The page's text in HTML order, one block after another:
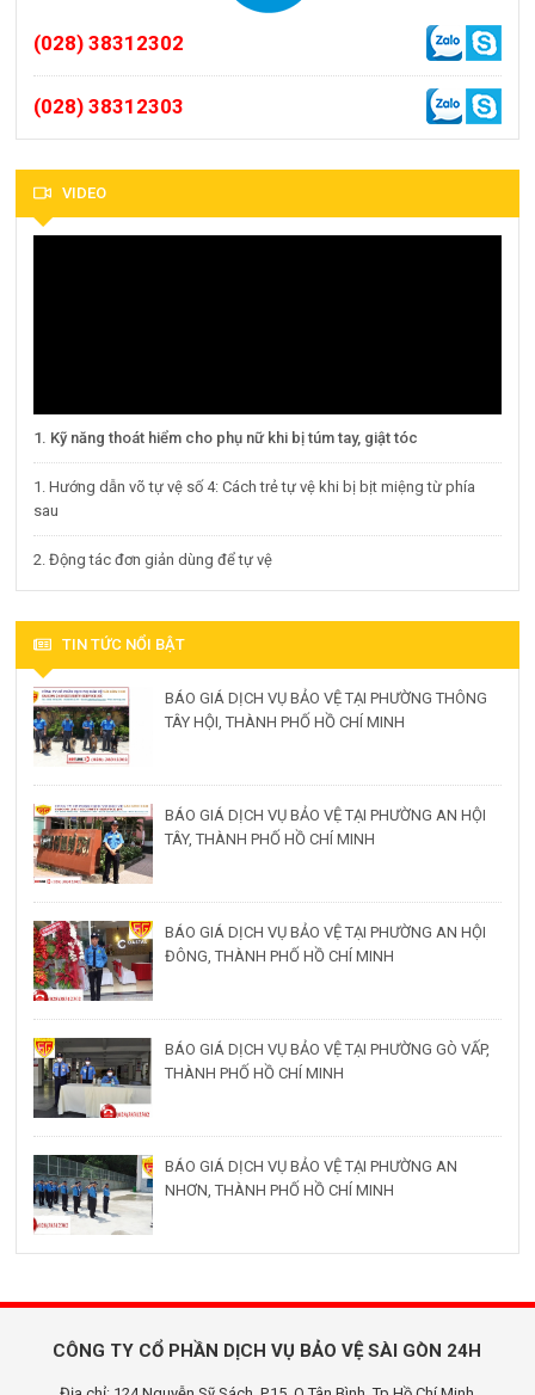
(028) 38312302
(028) 38312303
VIDEO
1. Kỹ năng thoát hiểm cho phụ nữ khi bị túm tay, giật tóc
1. Hướng dẫn võ tự vệ số 4: Cách trẻ tự vệ khi bị bịt miệng từ phía
sau
2. Động tác đơn giản dùng để tự vệ
TIN TỨC NỔI BẬT
BÁO GIÁ DỊCH VỤ BẢO VỆ TẠI PHƯỜNG THÔNG
TÂY HỘI, THÀNH PHỐ HỒ CHÍ MINH
BÁO GIÁ DỊCH VỤ BẢO VỆ TẠI PHƯỜNG AN HỘI
TÂY, THÀNH PHỐ HỒ CHÍ MINH
BÁO GIÁ DỊCH VỤ BẢO VỆ TẠI PHƯỜNG AN HỘI
ĐÔNG, THÀNH PHỐ HỒ CHÍ MINH
BÁO GIÁ DỊCH VỤ BẢO VỆ TẠI PHƯỜNG GÒ VẤP,
THÀNH PHỐ HỒ CHÍ MINH
BÁO GIÁ DỊCH VỤ BẢO VỆ TẠI PHƯỜNG AN
NHƠN, THÀNH PHỐ HỒ CHÍ MINH
CÔNG TY CỔ PHẦN DỊCH VỤ BẢO VỆ SÀI GÒN 24H